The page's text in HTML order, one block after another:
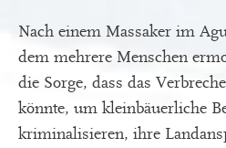
Nach einem Massaker im
dem mehrere Menschen
die Sorge, dass das
könnte, um kleinbäuerliche
kriminalisieren, ihre